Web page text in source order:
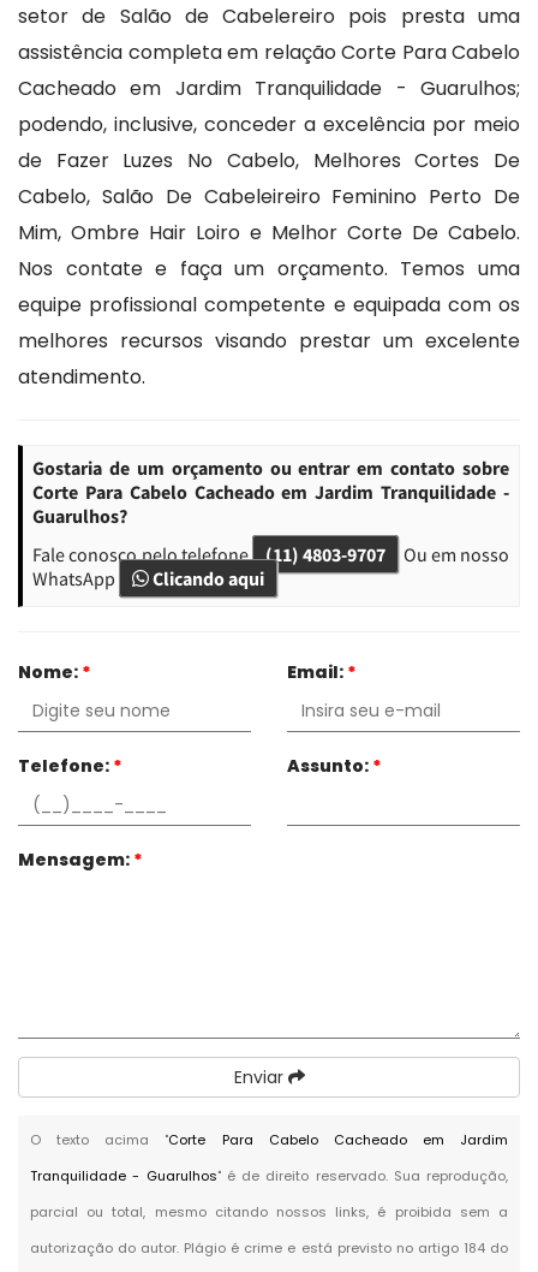
setor de Salão de Cabelereiro pois presta uma
assistência completa em relação Corte Para Cabelo
Cacheado em Jardim Tranquilidade - Guarulhos;
podendo, inclusive, conceder a excelência por meio
de Fazer Luzes No Cabelo, Melhores Cortes De
Cabelo, Salão De Cabeleireiro Feminino Perto De
Mim, Ombre Hair Loiro e Melhor Corte De Cabelo.
Nos contate e faça um orçamento. Temos uma
equipe profissional competente e equipada com os
melhores recursos visando prestar um excelente
atendimento.
Gostaria de um orçamento ou entrar em contato sobre
Corte Para Cabelo Cacheado em Jardim Tranquilidade -
Guarulhos?
Fale conosco pelo telefone (11) 4803-9707
Ou em nosso
WhatsApp
Clicando aqui
Nome: * Email: *
Telefone: * Assunto: *
Mensagem: *
Enviar
O texto acima "Corte Para Cabelo Cacheado em Jardim
Tranquilidade - Guarulhos" é de direito reservado. Sua reprodução,
parcial ou total, mesmo citando nossos links, é proibida sem a
autorização do autor. Plágio é crime e está previsto no artigo 184 do